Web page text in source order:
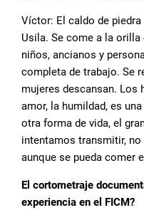
Víctor: El caldo de
Usila. Se come a la
niños, ancianos y
completa de trabajo. Se
mujeres descansan. Los
amor, la humildad, es
otra forma de vida, el
intentamos transmitir, no
aunque se pueda comer
El cortometraje
experiencia en el FICM?